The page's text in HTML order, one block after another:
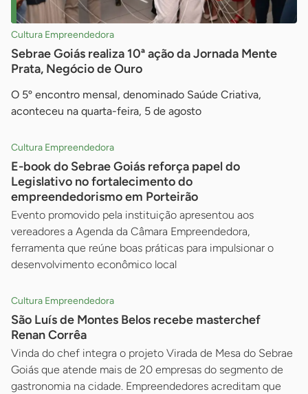
Cultura Empreendedora
Sebrae Goiás realiza 10ª ação da Jornada Mente
Prata, Negócio de Ouro
O 5º encontro mensal, denominado Saúde Criativa,
aconteceu na quarta-feira, 5 de agosto
Cultura Empreendedora
E-book do Sebrae Goiás reforça papel do
Legislativo no fortalecimento do
empreendedorismo em Porteirão
Evento promovido pela instituição apresentou aos
vereadores a Agenda da Câmara Empreendedora,
ferramenta que reúne boas práticas para impulsionar o
desenvolvimento econômico local
Cultura Empreendedora
São Luís de Montes Belos recebe masterchef
Renan Corrêa
Vinda do chef integra o projeto Virada de Mesa do Sebrae
Goiás que atende mais de 20 empresas do segmento de
gastronomia na cidade. Empreendedores acreditam que